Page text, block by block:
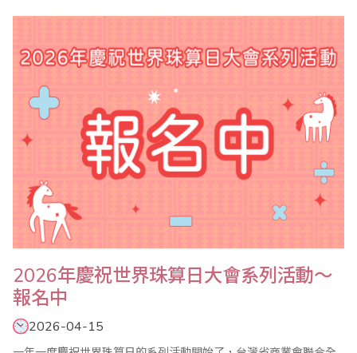
僅讓現場教練、家長與貴賓共同見證了珠心算教育的豐碩成果，更
的背後，離不開專業團隊的細心籌..
2026年慶祝世界珠算日大會系列活動～
報名中
2026-04-15